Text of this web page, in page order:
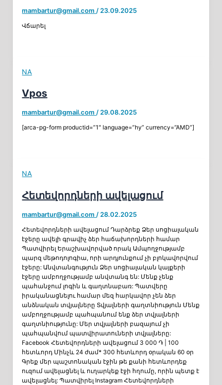
mambartur@gmail.com / 23.09.2025
Վճարել
NA
Vpos
mambartur@gmail.com/29.08.2025
[arca-pg-form productid=”1″ language=”hy” currency=”AMD”]
NA
Հետեվորդների ավելացում
mambartur@gmail.com / 28.02.2025
Հետեվորդների ավելացում Դարձրեք Ձեր սոցիալական
էջերը ավելի գրավիչ ձեր հաճախորդների համար
Պատվիրել Երաշխավորված որակ Ամպողջությամբ
պարզ մեթոդոլոգիա, որի արդյունքում չի բլոկավորվում
էջերը: Անվտանգություն Ձեր սոցիալական կայքերի
էջերը ամբողջությամբ անվտանգ են: Մենք չենք
պահանջում լոգին և գաղտնաբառ: Պատվերը
իրականացնելու համար մեզ հարկավոր չեն ձեր
անձնական տվյալները Տվյալների գաղտնիություն Մենք
ամբողջությամբ պահպանում ենք ձեր տվյալների
գաղտնիությունը: Մեր տվյալների բազայում չի
պահպանվում պատվիրատուների տվյալները:
Facebook Հետեվորդների ավելացում 3 000 ֏ | 100
հետևորդ Մինչև 24 ժամ* 300 հետևորդ օրական 60 օր
Գրեք մեր պաշտոնական էջին թե քանի հետևորդեք
ուզում ավելացնել և ուղարկեք էջի հղումը, որին պետք է
ավելացնել: Պատվիրել Instagram Հետեվորդների